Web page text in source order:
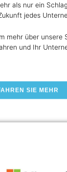
als nur ein
jedes
mehr über unsere
und Ihr
SIE MEHR